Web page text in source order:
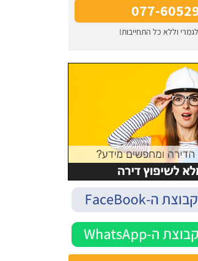
וללא כל התחייבות!